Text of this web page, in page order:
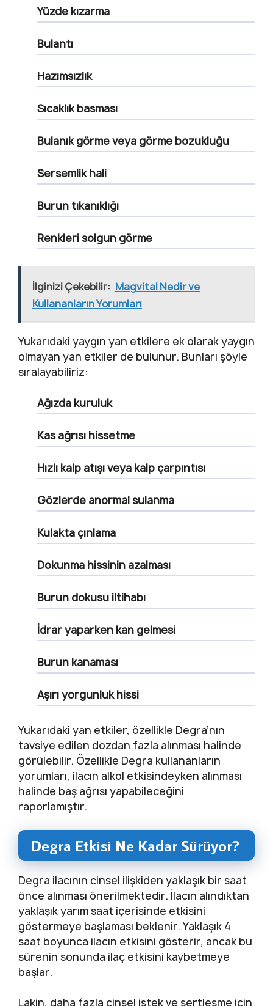
Yüzde kızarma
Bulantı
Hazımsızlık
Sıcaklık basması
Bulanık görme veya görme bozukluğu
Sersemlik hali
Burun tıkanıklığı
Renkleri solgun görme
İlginizi Çekebilir: Magvital Nedir ve
Kullananların Yorumları
Yukarıdaki yaygın yan etkilere ek olarak yaygın
olmayan yan etkiler de bulunur. Bunları şöyle
sıralayabiliriz:
Ağızda kuruluk
Kas ağrısı hissetme
Hızlı kalp atışı veya kalp çarpıntısı
Gözlerde anormal sulanma
Kulakta çınlama
Dokunma hissinin azalması
Burun dokusu iltihabı
İdrar yaparken kan gelmesi
Burun kanaması
Aşırı yorgunluk hissi
Yukarıdaki yan etkiler, özellikle Degra’nın
tavsiye edilen dozdan fazla alınması halinde
görülebilir. Özellikle Degra kullananların
yorumları, ilacın alkol etkisindeyken alınması
halinde baş ağrısı yapabileceğini
raporlamıştır.
Degra Etkisi Ne Kadar Sürüyor?
Degra ilacının cinsel ilişkiden yaklaşık bir saat
önce alınması önerilmektedir. İlacın alındıktan
yaklaşık yarım saat içerisinde etkisini
göstermeye başlaması beklenir. Yaklaşık 4
saat boyunca ilacın etkisini gösterir, ancak bu
sürenin sonunda ilaç etkisini kaybetmeye
başlar.
Lakin, daha fazla cinsel istek ve sertleşme için